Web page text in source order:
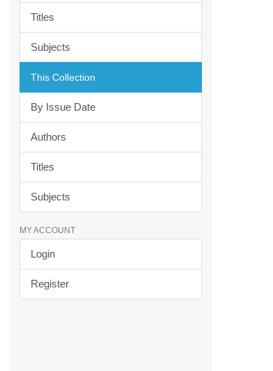
Titles
Subjects
This Collection
By Issue Date
Authors
Titles
Subjects
MY ACCOUNT
Login
Register